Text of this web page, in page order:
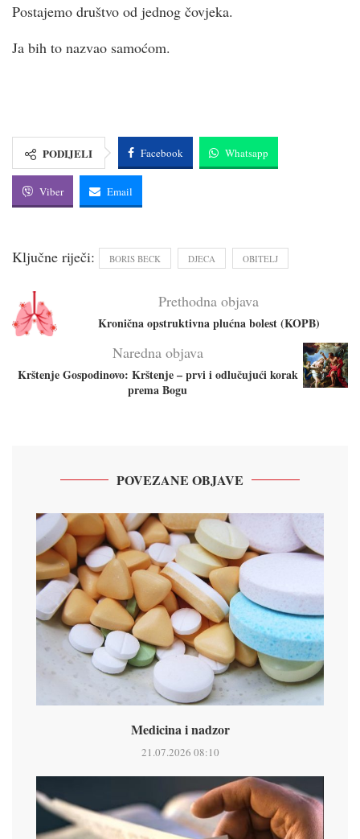
Postajemo društvo od jednog čovjeka.
Ja bih to nazvao samoćom.
PODIJELI Facebook Whatsapp
Viber Email
Ključne riječi: BORIS BECK DJECA OBITELJ
Prethodna objava
Kronična opstruktivna plućna bolest (KOPB)
Naredna objava
Krštenje Gospodinovo: Krštenje – prvi i odlučujući korak
prema Bogu
POVEZANE OBJAVE
Medicina i nadzor
21.07.2026 08:10